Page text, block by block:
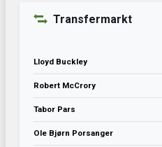
Transfermarkt
Lloyd Buckley
Robert McCrory
Tabor Pars
Ole Bjørn Porsanger